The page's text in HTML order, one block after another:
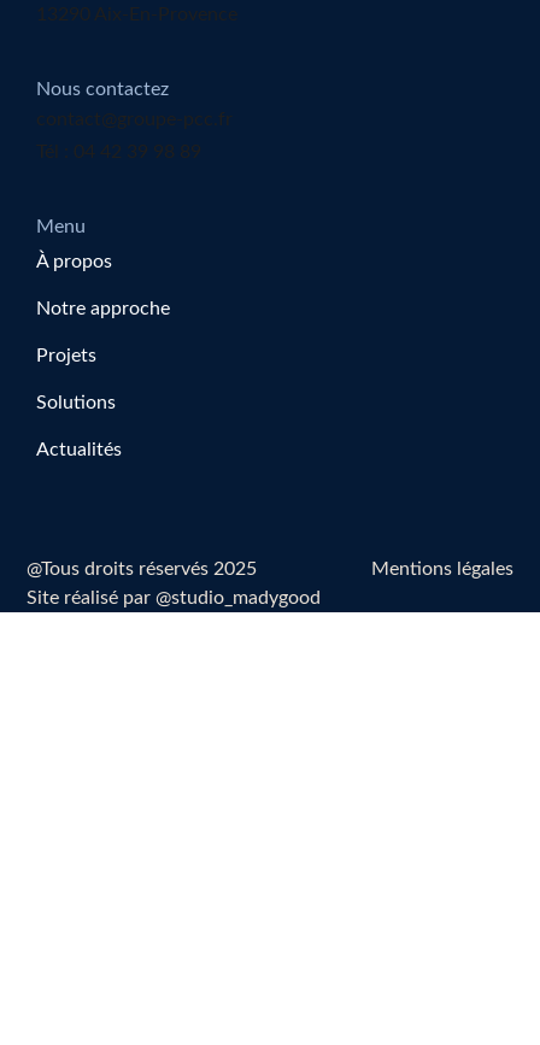
13290 Aix-En-Provence
Nous contactez
contact@groupe-pcc.fr
Tél : 04 42 39 98 89
Menu
À propos
Notre approche
Projets
Solutions
Actualités
@Tous droits réservés 2025
Mentions légales
Site réalisé par @studio_madygood